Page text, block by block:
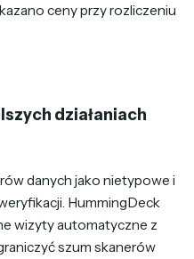
ceny przy rozliczeniu
działaniach
danych jako nietypowe i
HummingDeck
wizyty automatyczne z
szum skanerów